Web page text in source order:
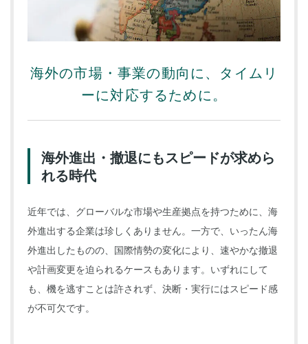
海外の市場・事業の動向に、タイムリ
ーに対応するために。
海外進出・撤退にもスピードが求めら
れる時代
近年では、グローバルな市場や生産拠点を持つために、海
外進出する企業は珍しくありません。一方で、いったん海
外進出したものの、国際情勢の変化により、速やかな撤退
や計画変更を迫られるケースもあります。いずれにして
も、機を逃すことは許されず、決断・実行にはスピード感
が不可欠です。